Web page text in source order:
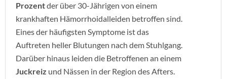
Prozentder über 30-Jährigen von einem
krankhaften Hämorrhoidalleiden betroffen sind.
Eines der häufigsten Symptome ist das
Auftreten heller Blutungen nach dem Stuhlgang.
Darüber hinaus leiden die Betroffenen an einem
Juckreiz und Nässen in der Region des Afters.